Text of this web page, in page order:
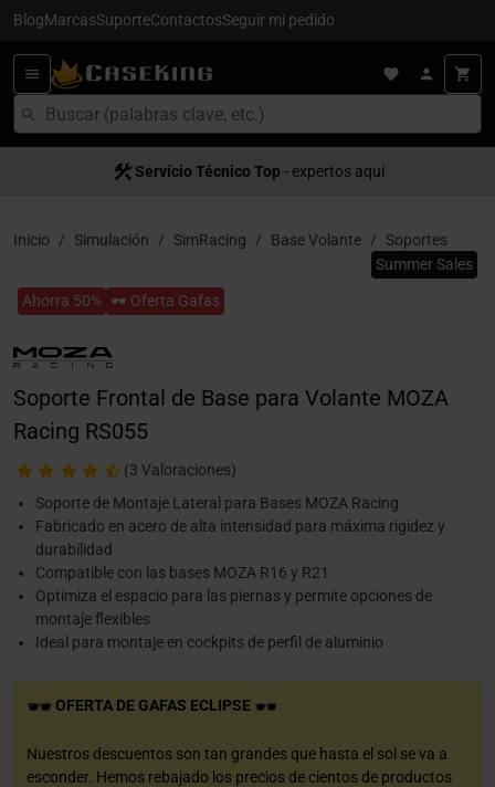
BlogMarcasSuporteContactosSeguir mi pedido
Servício Técnico Top - expertos aquí
Inicio Simulación SimRacing Base Volante Soportes
Ahorra 50% 🕶️ Oferta Gafas
Summer Sales
Soporte Frontal de Base para Volante MOZA
Racing RS055
(3 Valoraciones)
Soporte de Montaje Lateral para Bases MOZA Racing
Fabricado en acero de alta intensidad para máxima rigidez y
durabilidad
Compatible con las bases MOZA R16 y R21
Optimiza el espacio para las piernas y permite opciones de
montaje flexibles
Ideal para montaje en cockpits de perfil de aluminio
OFERTA DE GAFAS ECLIPSE
Nuestros descuentos son tan grandes que hasta el sol se va a
esconder. Hemos rebajado los precios de cientos de productos